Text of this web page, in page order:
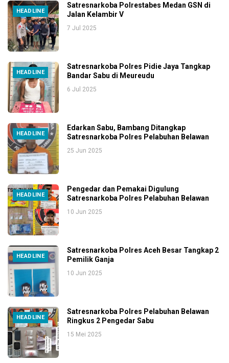
HEADLINE
Satresnarkoba Polrestabes Medan GSN di
Jalan Kelambir V
7 Jul 2025
HEADLINE
Satresnarkoba Polres Pidie Jaya Tangkap
Bandar Sabu di Meureudu
6 Jul 2025
HEADLINE
Edarkan Sabu, Bambang Ditangkap
Satresnarkoba Polres Pelabuhan Belawan
25 Jun 2025
HEADLINE
Pengedar dan Pemakai Digulung
Satresnarkoba Polres Pelabuhan Belawan
10 Jun 2025
HEADLINE
Satresnarkoba Polres Aceh Besar Tangkap 2
Pemilik Ganja
10 Jun 2025
HEADLINE
Satresnarkoba Polres Pelabuhan Belawan
Ringkus 2 Pengedar Sabu
15 Mei 2025